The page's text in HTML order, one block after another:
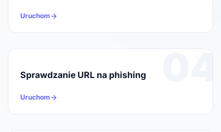
Uruchom
04
Sprawdzanie URL na phishing
Uruchom